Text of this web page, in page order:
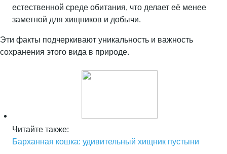
естественной среде обитания, что делает её менее
заметной для хищников и добычи.
Эти факты подчеркивают уникальность и важность
сохранения этого вида в природе.
Читайте также:
Барханная кошка: удивительный хищник пустыни